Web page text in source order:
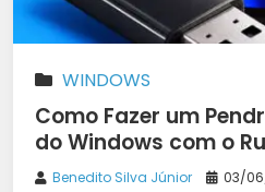
WINDOWS
Como Fazer um
do Windows com o
Benedito Silva Júnior 03/